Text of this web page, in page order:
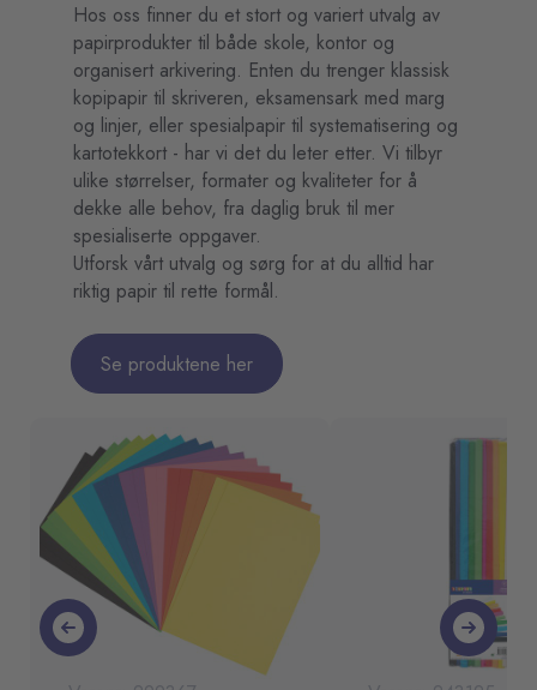
Hos oss finner du et stort og variert utvalg av
papirprodukter til både skole, kontor og
organisert arkivering. Enten du trenger klassisk
kopipapir til skriveren, eksamensark med marg
og linjer, eller spesialpapir til systematisering og
kartotekkort - har vi det du leter etter. Vi tilbyr
ulike størrelser, formater og kvaliteter for å
dekke alle behov, fra daglig bruk til mer
spesialiserte oppgaver.
Utforsk vårt utvalg og sørg for at du alltid har
riktig papir til rette formål.
Se produktene her